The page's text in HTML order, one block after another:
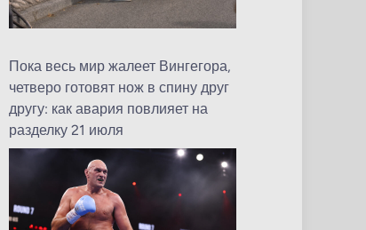
Пока весь мир жалеет Вингегора,
четверо готовят нож в спину друг
другу: как авария повлияет на
разделку 21 июля